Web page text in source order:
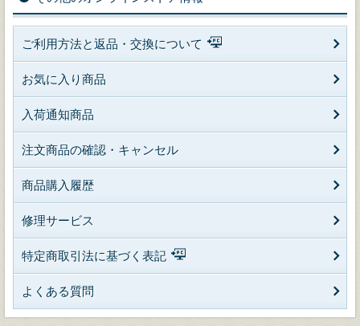
ご利用方法と返品・交換について
お気に入り商品
入荷通知商品
注文商品の確認・キャンセル
商品購入履歴
修理サービス
特定商取引法に基づく表記
よくある質問